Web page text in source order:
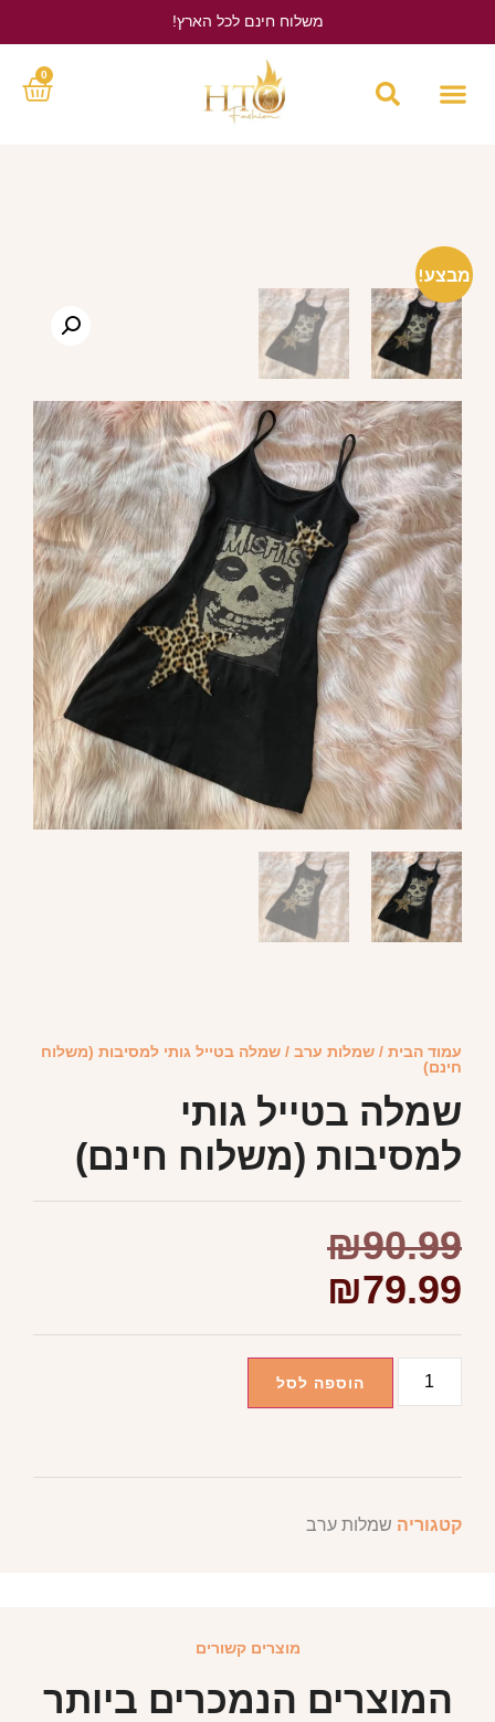
משלוח חינם לכל הארץ!
0
מבצע!
עמוד הבית / שמלות ערב / שמלה בטייל גותי למסיבות (משלוח
חינם)
שמלה בטייל גותי
למסיבות (משלוח חינם)
₪90.99
₪79.99
הוספה לסל
קטגוריה שמלות ערב
מוצרים קשורים
המוצרים הנמכרים ביותר